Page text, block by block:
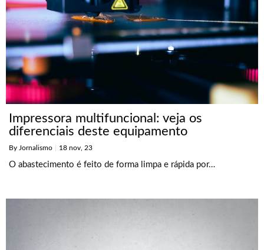
Impressora multifuncional: veja os
diferenciais deste equipamento
By Jornalismo 18 nov, 23
O abastecimento é feito de forma limpa e rápida por…